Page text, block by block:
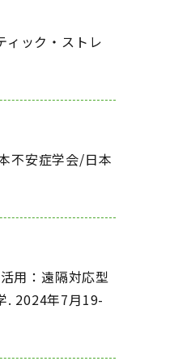
ィック・ストレ
不安症学会/日本
用：遠隔対応型
. 2024年7月19-